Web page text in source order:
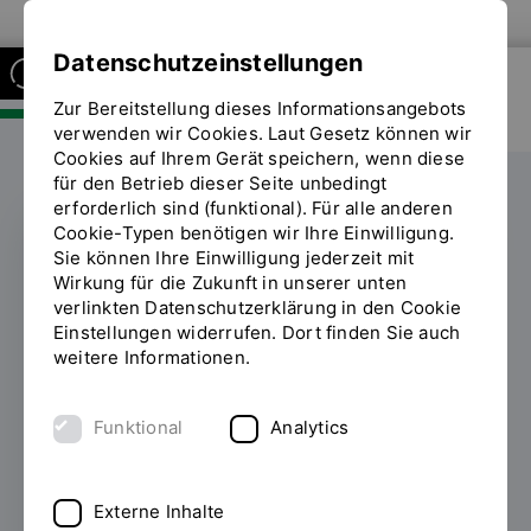
FAKULTÄT SOZIAL- UND
GESUNDHEITSWISSENSCHAFTEN
Zwei Projekte der OTH
Regensburg beim
bundesweiten
Publikumspreis für
digitales Miteinander
12.12.2023 Stimmen Sie für uns ab! Die
Datenschutzeinstellungen
Zur Bereitstellung dieses Informationsangebots
verwenden wir Cookies. Laut Gesetz können wir
Cookies auf Ihrem Gerät speichern, wenn diese
für den Betrieb dieser Seite unbedingt
erforderlich sind (funktional). Für alle anderen
Cookie-Typen benötigen wir Ihre Einwilligung.
Sie können Ihre Einwilligung jederzeit mit
Wirkung für die Zukunft in unserer unten
verlinkten Datenschutzerklärung in den Cookie
Einstellungen widerrufen. Dort finden Sie auch
weitere Informationen.
Funktional Analytics
Externe Inhalte